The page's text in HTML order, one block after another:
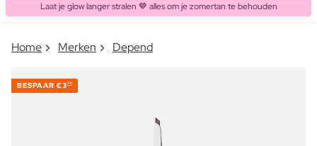
Laat je glow langer stralen 🤎 alles om je zomertan te behouden
ITEM TOEGEVOEGD AAN
Vaak samen gekocht met
Home Merken Depend
BESPAAR €330